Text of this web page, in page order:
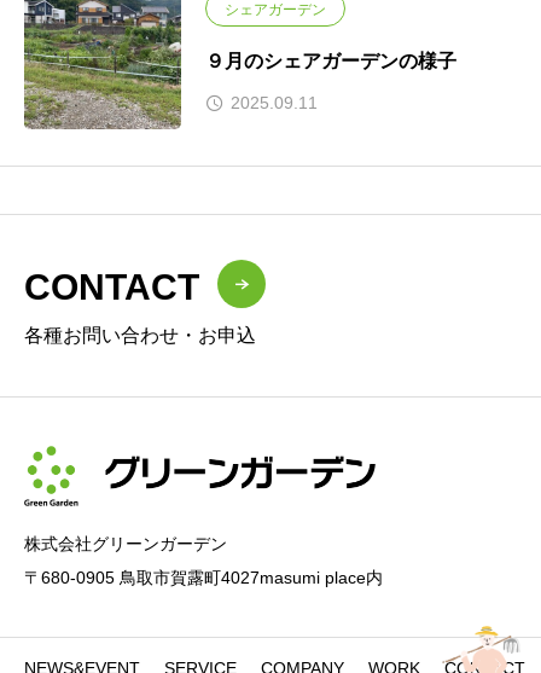
シェアガーデン
９月のシェアガーデンの様子
2025.09.11
CONTACT
各種お問い合わせ・お申込
株式会社グリーンガーデン
〒680-0905 鳥取市賀露町4027masumi place内
NEWS&EVENT SERVICE COMPANY WORK CONTACT